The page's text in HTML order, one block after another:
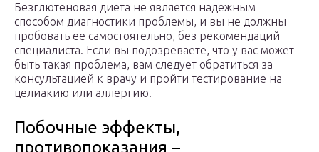
Безглютеновая диета не является надежным
способом диагностики проблемы, и вы не должны
пробовать ее самостоятельно, без рекомендаций
специалиста. Если вы подозреваете, что у вас может
быть такая проблема, вам следует обратиться за
консультацией к врачу и пройти тестирование на
целиакию или аллергию.
Побочные эффекты,
противопоказания –